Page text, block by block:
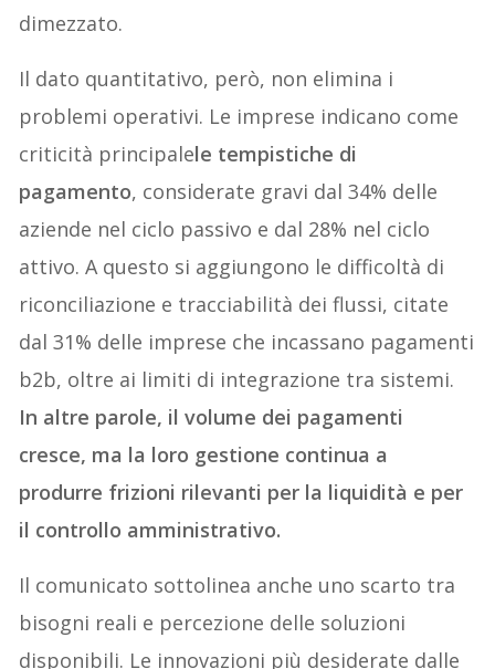
dimezzato.
Il dato quantitativo, però, non elimina i
problemi operativi. Le imprese indicano come
criticità principalele tempistiche di
pagamento, considerate gravi dal 34% delle
aziende nel ciclo passivo e dal 28% nel ciclo
attivo. A questo si aggiungono le difficoltà di
riconciliazione e tracciabilità dei flussi, citate
dal 31% delle imprese che incassano pagamenti
b2b, oltre ai limiti di integrazione tra sistemi.
In altre parole, il volume dei pagamenti
cresce, ma la loro gestione continua a
produrre frizioni rilevanti per la liquidità e per
il controllo amministrativo.
Il comunicato sottolinea anche uno scarto tra
bisogni reali e percezione delle soluzioni
disponibili. Le innovazioni più desiderate dalle